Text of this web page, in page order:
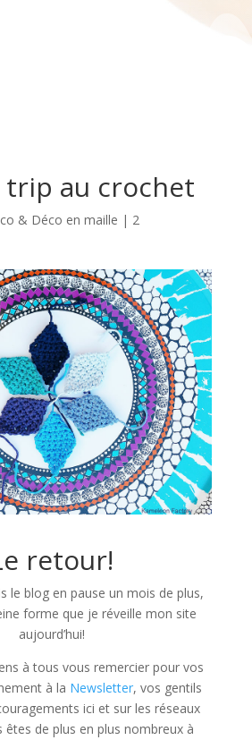
trip au crochet
& Déco en maille | 2
retour!
le blog en pause un mois de plus,
forme que je réveille mon site
aujourd’hui!
à tous vous remercier pour vos
à la Newsletter, vos gentils
ici et sur les réseaux
êtes de plus en plus nombreux à